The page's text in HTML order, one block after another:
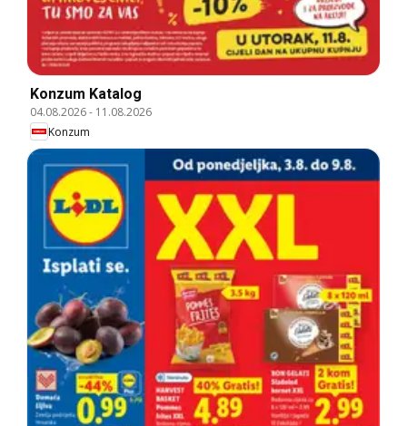
Konzum Katalog
04.08.2026- 11.08.2026
Konzum